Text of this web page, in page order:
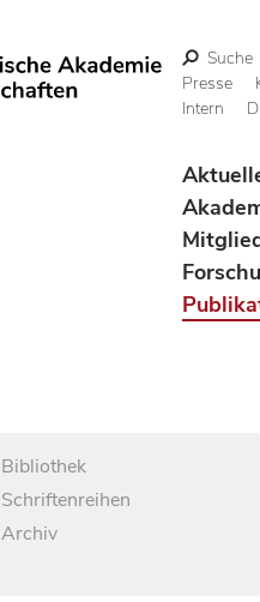
Suche
Presse
Intern
Bibliothek
Schriftenreihen
Archiv